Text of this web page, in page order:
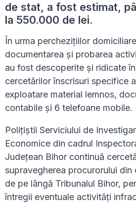
de stat, a fost estimat,
la 550.000 de lei.
În urma perchezițiilor
documentarea și probarea
au fost descoperite și ridicate
cercetărilor înscrisuri specifice
exploatare material lemnos,
contabile și 6 telefoane mobile.
Polițiștii Serviciului de
Economice din cadrul
Județean Bihor continuă
supravegherea procurorului din
de pe lângă Tribunalul Bihor,
întregii eventuale activități